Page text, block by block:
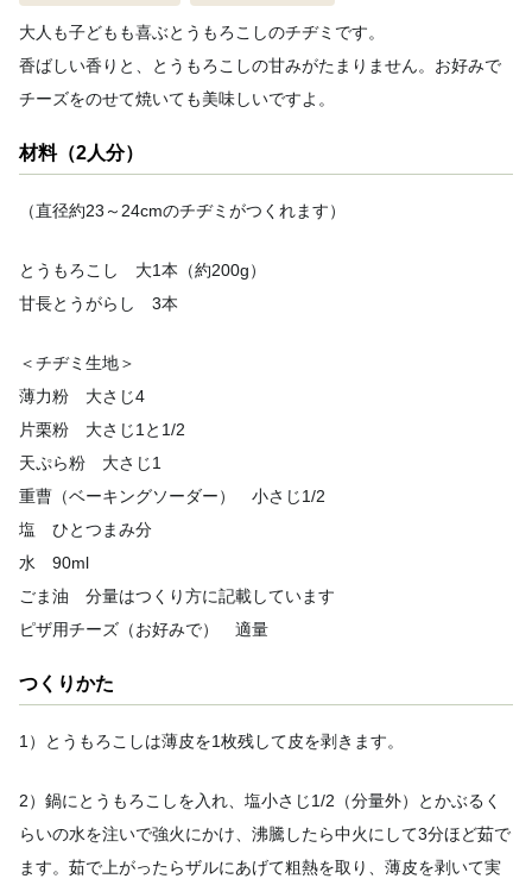
大人も子どもも喜ぶとうもろこしのチヂミです。
香ばしい香りと、とうもろこしの甘みがたまりません。お好みで
チーズをのせて焼いても美味しいですよ。
材料（2人分）
（直径約23～24cmのチヂミがつくれます）
とうもろこし 大1本（約200g）
甘長とうがらし 3本
＜チヂミ生地＞
薄力粉 大さじ4
片栗粉 大さじ1と1/2
天ぷら粉 大さじ1
重曹（ベーキングソーダー） 小さじ1/2
塩 ひとつまみ分
水 90ml
ごま油 分量はつくり方に記載しています
ピザ用チーズ（お好みで） 適量
つくりかた
1）とうもろこしは薄皮を1枚残して皮を剥きます。
2）鍋にとうもろこしを入れ、塩小さじ1/2（分量外）とかぶるく
らいの水を注いで強火にかけ、沸騰したら中火にして3分ほど茹で
ます。茹で上がったらザルにあげて粗熱を取り、薄皮を剥いて実